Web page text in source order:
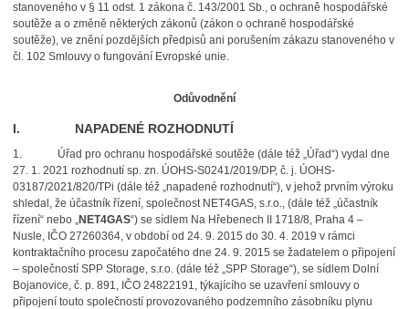
stanoveného v § 11 odst. 1 zákona č. 143/2001 Sb., o ochraně hospodářské
soutěže a o změně některých zákonů (zákon o ochraně hospodářské
soutěže), ve znění pozdějších předpisů ani porušením zákazu stanoveného v
čl. 102 Smlouvy o fungování Evropské unie.
Odůvodnění
I. NAPADENÉ ROZHODNUTÍ
1. Úřad pro ochranu hospodářské soutěže (dále též „Úřad“) vydal dne
27. 1. 2021 rozhodnutí sp. zn. ÚOHS-S0241/2019/DP, č. j. ÚOHS-
03187/2021/820/TPi (dále též „napadené rozhodnutí“), v jehož prvním výroku
shledal, že účastník řízení, společnost NET4GAS, s.r.o., (dále též „účastník
řízení“ nebo „NET4GAS“) se sídlem Na Hřebenech II 1718/8, Praha 4 –
Nusle, IČO 27260364, v období od 24. 9. 2015 do 30. 4. 2019 v rámci
kontraktačního procesu započatého dne 24. 9. 2015 se žadatelem o připojení
– společností SPP Storage, s.r.o. (dále též „SPP Storage“), se sídlem Dolní
Bojanovice, č. p. 891, IČO 24822191, týkajícího se uzavření smlouvy o
připojení touto společností provozovaného podzemního zásobníku plynu